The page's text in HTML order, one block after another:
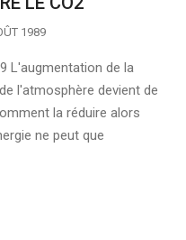
1989
L'augmentation de la
l'atmosphère devient de
la réduire alors
ne peut que